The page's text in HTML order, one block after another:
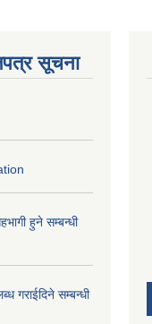
सूचना
हुने सम्बन्धी
गराईदिने सम्बन्धी